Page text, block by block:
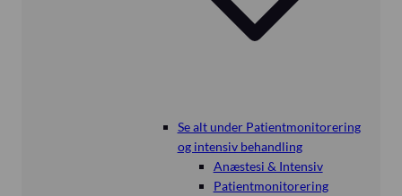
Se alt under Patientmonitorering
og intensiv behandling
Anæstesi & Intensiv
Patientmonitorering